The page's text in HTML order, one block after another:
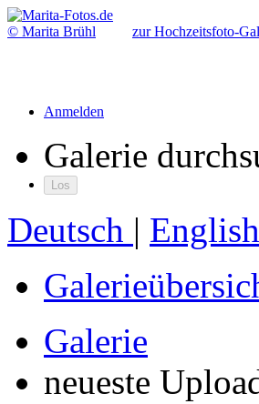
© Marita Brühl zur Hochzeitsfoto-
Anmelden
Galerie
Deutsch |
Galerie
neueste